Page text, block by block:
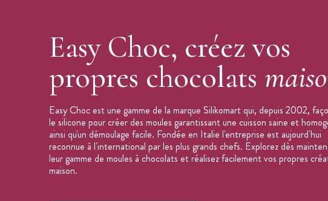
Dimension de la plaque : 214 x 106 mm
Fabriqué en Italie
Collection : Easy Choc
Marque : SilikoMart
Pour en savoir plus sur lesmoules silicone, consultez
silicone.
Easy Choc, créez vos
propres chocolats
Easy Choc est une gamme de la marque Silikomart qui, depuis 2002,
le silicone pour créer des moules garantissant une cuisson saine et
ainsi qu'un démoulage facile. Fondée en Italie l'entreprise est aujourd'hui
reconnue à l'international par les plus grands chefs. Explorez dès
leur gamme de moules à chocolats et réalisez facilement vos propres
maison.